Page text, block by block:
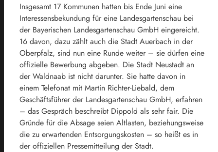
Insgesamt 17 Kommunen hatten bis Ende Juni eine
Interessensbekundung für eine Landesgartenschau bei
der Bayerischen Landesgartenschau GmbH eingereicht.
16 davon, dazu zählt auch die Stadt Auerbach in der
Oberpfalz, sind nun eine Runde weiter – sie dürfen eine
offizielle Bewerbung abgeben. Die Stadt Neustadt an
der Waldnaab ist nicht darunter. Sie hatte davon in
einem Telefonat mit Martin Richter-Liebald, dem
Geschäftsführer der Landesgartenschau GmbH, erfahren
– das Gespräch beschreibt Dippold als sehr fair. Die
Gründe für die Absage seien Altlasten, beziehungsweise
die zu erwartenden Entsorgungskosten – so heißt es in
der offiziellen Pressemitteilung der Stadt.